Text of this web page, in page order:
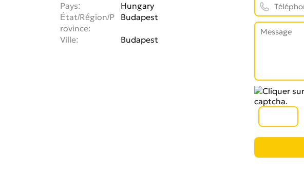
Pays
Hungary
État/Région/P
rovince
Budapest
Ville Budapest